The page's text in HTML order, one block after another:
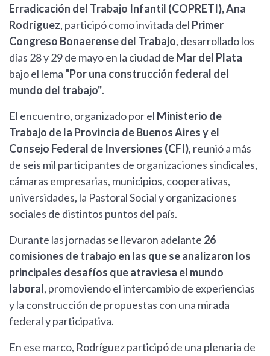
Erradicación del Trabajo Infantil (COPRETI), Ana
Rodríguez, participó como invitada del Primer
Congreso Bonaerense del Trabajo, desarrollado los
días 28 y 29 de mayo en la ciudad de Mar del Plata
bajo el lema "Por una construcción federal del
mundo del trabajo".
El encuentro, organizado por el Ministerio de
Trabajo de la Provincia de Buenos Aires y el
Consejo Federal de Inversiones (CFI), reunió a más
de seis mil participantes de organizaciones sindicales,
cámaras empresarias, municipios, cooperativas,
universidades, la Pastoral Social y organizaciones
sociales de distintos puntos del país.
Durante las jornadas se llevaron adelante 26
comisiones de trabajo en las que se analizaron los
principales desafíos que atraviesa el mundo
laboral, promoviendo el intercambio de experiencias
y la construcción de propuestas con una mirada
federal y participativa.
En ese marco, Rodríguez participó de una plenaria de